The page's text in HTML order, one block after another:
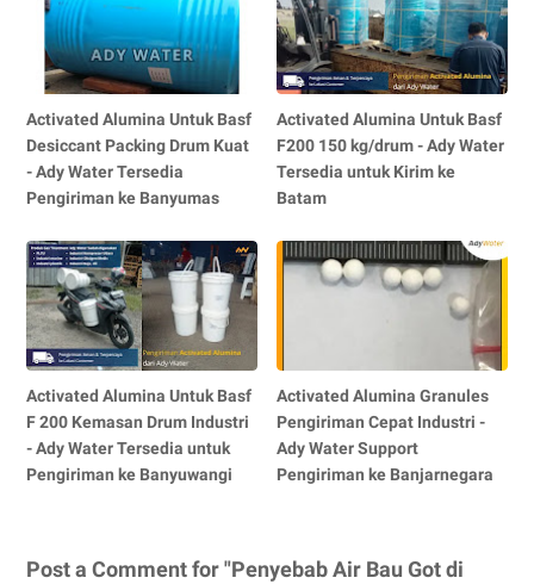
Activated Alumina Untuk Basf
Desiccant Packing Drum Kuat
- Ady Water Tersedia
Pengiriman ke Banyumas
Activated Alumina Untuk Basf
F200 150 kg/drum - Ady Water
Tersedia untuk Kirim ke
Batam
Activated Alumina Untuk Basf
F 200 Kemasan Drum Industri
- Ady Water Tersedia untuk
Pengiriman ke Banyuwangi
Activated Alumina Granules
Pengiriman Cepat Industri -
Ady Water Support
Pengiriman ke Banjarnegara
Post a Comment for "Penyebab Air Bau Got di